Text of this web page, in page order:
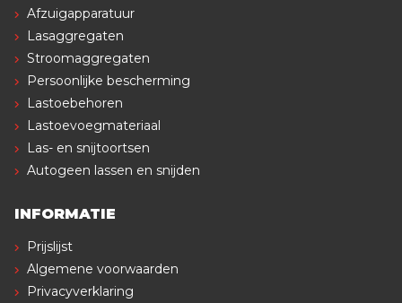
Afzuigapparatuur
Lasaggregaten
Stroomaggregaten
Persoonlijke bescherming
Lastoebehoren
Lastoevoegmateriaal
Las- en snijtoortsen
Autogeen lassen en snijden
INFORMATIE
Prijslijst
Algemene voorwaarden
Privacyverklaring